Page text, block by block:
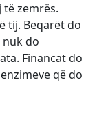
zemrës.
tij. Beqarët do
do
Financat do
që do